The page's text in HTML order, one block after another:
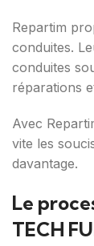
Repartim
conduites.
conduites
réparations
Avec
vite les
davantage.
Le
TECH